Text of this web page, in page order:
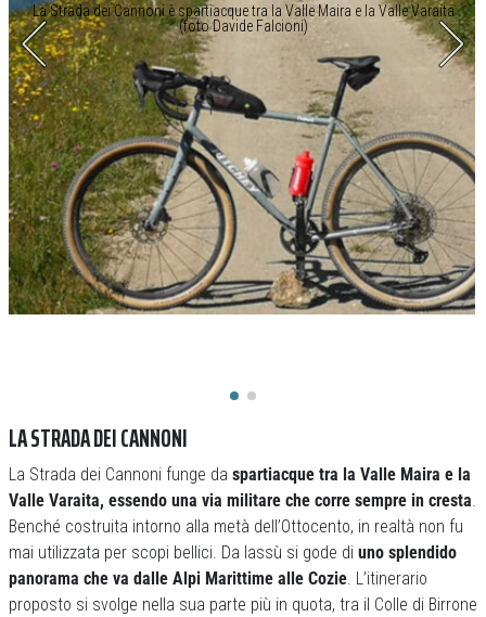
La Strada dei Cannoni è spartiacque tra la Valle Maira e la Valle Varaita
(foto Davide Falcioni)
LA STRADA DEI CANNONI
La Strada dei Cannoni funge da spartiacque tra la Valle Maira e la
Valle Varaita, essendo una via militare che corre sempre in cresta.
Benché costruita intorno alla metà dell’Ottocento, in realtà non fu
mai utilizzata per scopi bellici. Da lassù si gode di uno splendido
panorama che va dalle Alpi Marittime alle Cozie. L’itinerario
proposto si svolge nella sua parte più in quota, tra il Colle di Birrone